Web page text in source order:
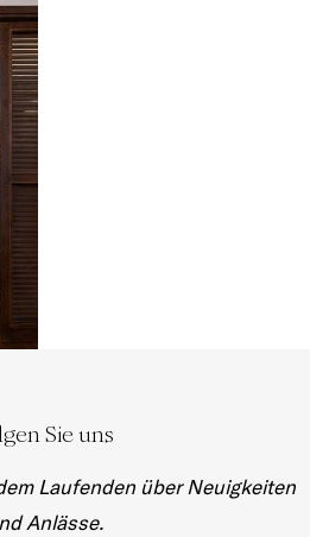
Sie uns
Laufenden über Neuigkeiten
Anlässe.